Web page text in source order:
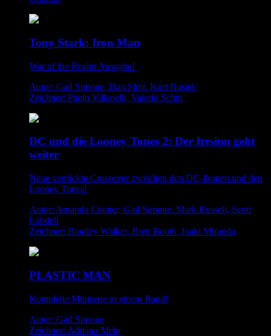
Tony Stark: Iron Man
War of the Realm Ausgabe!
Autor: Gail Simone, Dan Slott, Kurt Busiek
Zeichner: Paolo Villanelli, Valerio Schiti
DC und die Looney Tunes 2: Der Irrsinn geht
weiter
Neue verrückte Crossover zwischen den DC-Ikonen und den
Looney Tunes!
Autor: Amanda Conner, Gail Simone, Mark Russell, Scott
Lobdell
Zeichner: Bradley Walker, Brett Booth, Inaki Miranda
PLASTIC MAN
Komplette Miniserie in einem Band!
Autor: Gail Simone
Zeichner: Adriana Melo